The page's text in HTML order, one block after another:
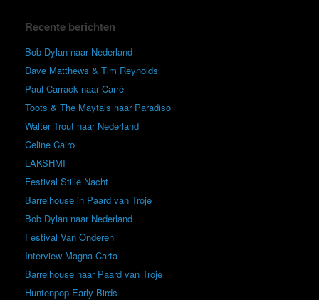
Recente berichten
Bob Dylan naar Nederland
Dave Matthews & Tim Reynolds
Paul Carrack naar Carré
Toots & The Maytals naar Paradiso
Walter Trout naar Nederland
Celine Cairo
LAKSHMI
Festival Stille Nacht
Barrelhouse in Paard van Troje
Bob Dylan naar Nederland
Festival Van Onderen
Interview Magna Carta
Barrelhouse naar Paard van Troje
Huntenpop Early Birds